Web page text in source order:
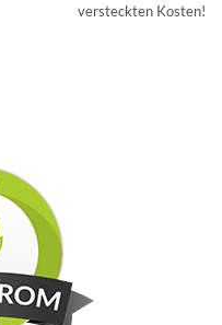
versteckten Kosten!